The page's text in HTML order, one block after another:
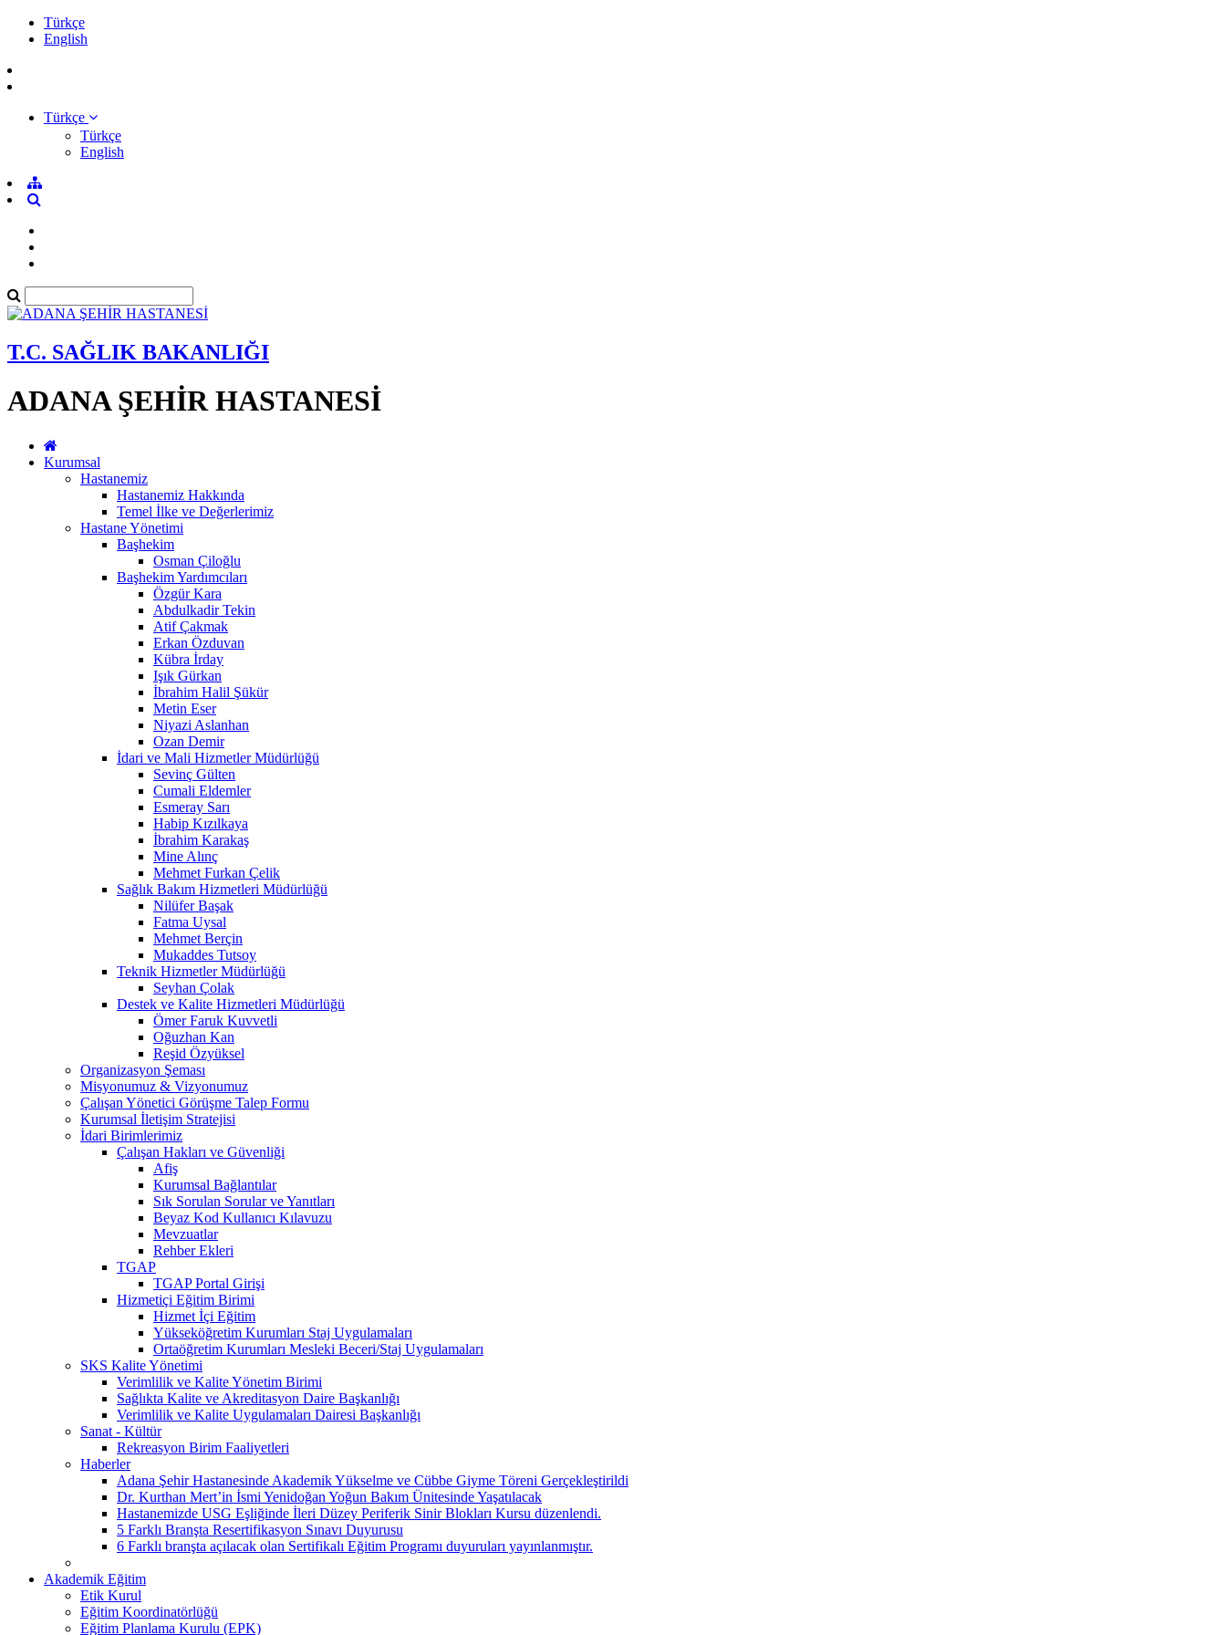
Türkçe
English
Türkçe
Türkçe
English
T.C. SAĞLIK BAKANLIĞI
ADANA ŞEHİR HASTANESİ
Kurumsal
Hastanemiz
Hastanemiz Hakkında
Temel İlke ve Değerlerimiz
Hastane Yönetimi
Başhekim
Osman Çiloğlu
Başhekim Yardımcıları
Özgür Kara
Abdulkadir Tekin
Atif Çakmak
Erkan Özduvan
Kübra İrday
Işık Gürkan
İbrahim Halil Şükür
Metin Eser
Niyazi Aslanhan
Ozan Demir
İdari ve Mali Hizmetler Müdürlüğü
Sevinç Gülten
Cumali Eldemler
Esmeray Sarı
Habip Kızılkaya
İbrahim Karakaş
Mine Alınç
Mehmet Furkan Çelik
Sağlık Bakım Hizmetleri Müdürlüğü
Nilüfer Başak
Fatma Uysal
Mehmet Berçin
Mukaddes Tutsoy
Teknik Hizmetler Müdürlüğü
Seyhan Çolak
Destek ve Kalite Hizmetleri Müdürlüğü
Ömer Faruk Kuvvetli
Oğuzhan Kan
Reşid Özyüksel
Organizasyon Şeması
Misyonumuz & Vizyonumuz
Çalışan Yönetici Görüşme Talep Formu
Kurumsal İletişim Stratejisi
İdari Birimlerimiz
Çalışan Hakları ve Güvenliği
Afiş
Kurumsal Bağlantılar
Sık Sorulan Sorular ve Yanıtları
Beyaz Kod Kullanıcı Kılavuzu
Mevzuatlar
Rehber Ekleri
TGAP
TGAP Portal Girişi
Hizmetiçi Eğitim Birimi
Hizmet İçi Eğitim
Yükseköğretim Kurumları Staj Uygulamaları
Ortaöğretim Kurumları Mesleki Beceri/Staj Uygulamaları
SKS Kalite Yönetimi
Verimlilik ve Kalite Yönetim Birimi
Sağlıkta Kalite ve Akreditasyon Daire Başkanlığı
Verimlilik ve Kalite Uygulamaları Dairesi Başkanlığı
Sanat - Kültür
Rekreasyon Birim Faaliyetleri
Haberler
Adana Şehir Hastanesinde Akademik Yükselme ve Cübbe Giyme Töreni Gerçekleştirildi
Dr. Kurthan Mert’in İsmi Yenidoğan Yoğun Bakım Ünitesinde Yaşatılacak
Hastanemizde USG Eşliğinde İleri Düzey Periferik Sinir Blokları Kursu düzenlendi.
5 Farklı Branşta Resertifikasyon Sınavı Duyurusu
6 Farklı branşta açılacak olan Sertifikalı Eğitim Programı duyuruları yayınlanmıştır.
Akademik Eğitim
Etik Kurul
Eğitim Koordinatörlüğü
Eğitim Planlama Kurulu (EPK)